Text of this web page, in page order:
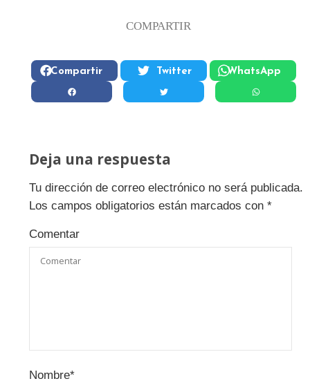
COMPARTIR
Compartir Twitter WhatsApp
Deja una respuesta
Tu dirección de correo electrónico no será publicada.
Los campos obligatorios están marcados con *
Comentar
Nombre*